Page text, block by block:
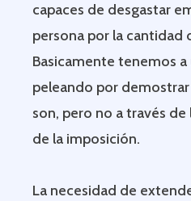
capaces de desgastar
persona por la cantidad
Basicamente tenemos
peleando por
son, pero no a través de
de la imposición.
La necesidad de